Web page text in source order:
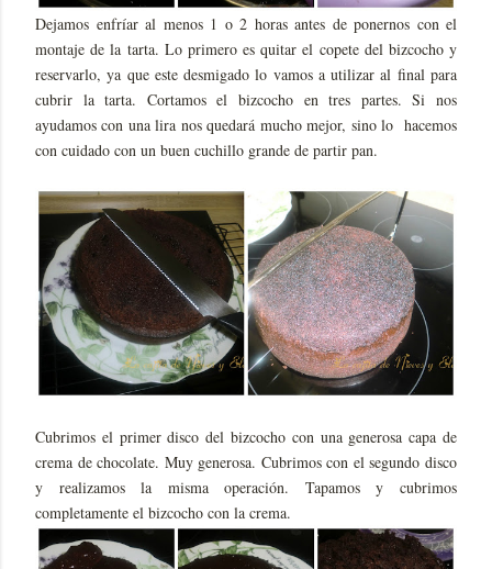
Dejamos enfríar al menos 1 o 2 horas antes de ponernos con el
montaje de la tarta. Lo primero es quitar el copete del bizcocho y
reservarlo, ya que este desmigado lo vamos a utilizar al final para
cubrir la tarta. Cortamos el bizcocho en tres partes. Si nos
ayudamos con una lira nos quedará mucho mejor, sino lo hacemos
con cuidado con un buen cuchillo grande de partir pan.
Cubrimos el primer disco del bizcocho con una generosa capa de
crema de chocolate. Muy generosa. Cubrimos con el segundo disco
y realizamos la misma operación. Tapamos y cubrimos
completamente el bizcocho con la crema.